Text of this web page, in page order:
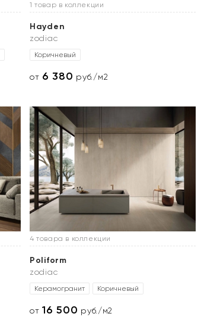
1 товар в коллекции
Hayden
zodiac
Коричневый
от 6 380 руб./м2
4 товара в коллекции
Poliform
zodiac
Керамогранит Коричневый
от16 500 руб./м2